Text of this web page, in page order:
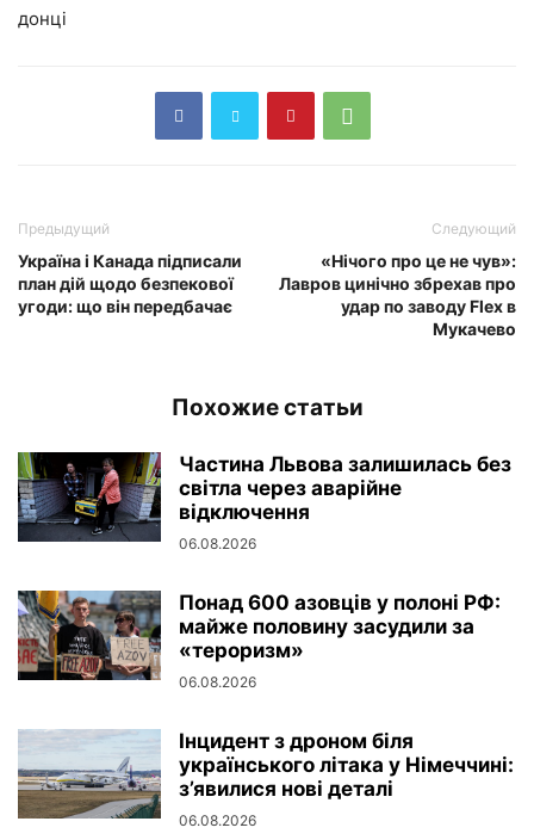
донці
Предыдущий
Україна і Канада підписали
план дій щодо безпекової
угоди: що він передбачає
Следующий
«Нічого про це не чув»:
Лавров цинічно збрехав про
удар по заводу Flex в
Мукачево
Похожие статьи
Частина Львова залишилась без
світла через аварійне
відключення
06.08.2026
Понад 600 азовців у полоні РФ:
майже половину засудили за
«тероризм»
06.08.2026
Інцидент з дроном біля
українського літака у Німеччині:
з’явилися нові деталі
06.08.2026